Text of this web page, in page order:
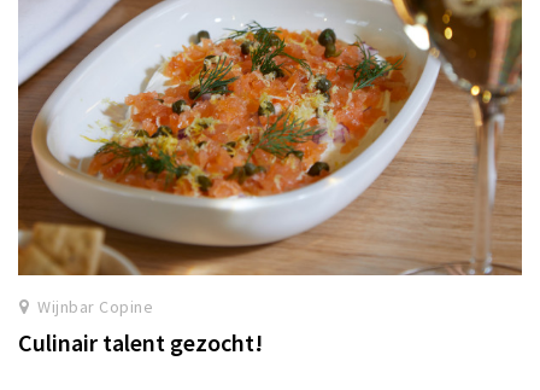
Wijnbar Copine
Culinair talent gezocht!